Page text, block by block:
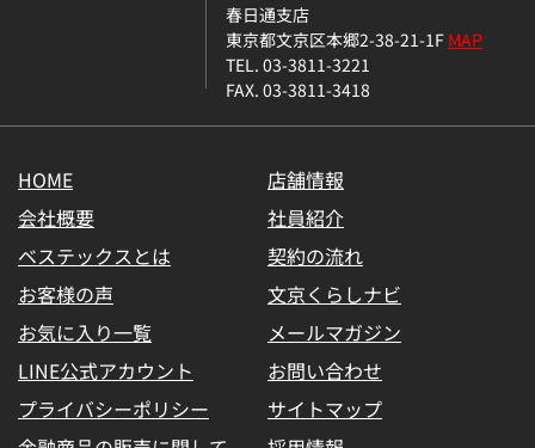
春日通支店
東京都文京区本郷2-38-21-1FMAP
TEL. 03-3811-3221
FAX. 03-3811-3418
HOME
店舗情報
会社概要
社員紹介
ベステックスとは
契約の流れ
お客様の声
文京くらしナビ
お気に入り一覧
メールマガジン
LINE公式アカウント
お問い合わせ
プライバシーポリシー
サイトマップ